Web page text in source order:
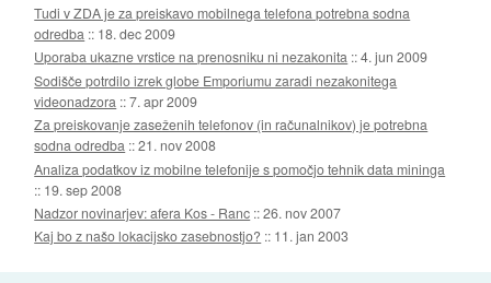
Tudi v ZDA je za preiskavo mobilnega telefona potrebna sodna
odredba :: 18. dec 2009
Uporaba ukazne vrstice na prenosniku ni nezakonita ::4. jun 2009
Sodišče potrdilo izrek globe Emporiumu zaradi nezakonitega
videonadzora ::7. apr 2009
Za preiskovanje zaseženih telefonov (in računalnikov) je potrebna
sodna odredba ::21. nov 2008
Analiza podatkov iz mobilne telefonije s pomočjo tehnik data mininga
:: 19. sep 2008
Nadzor novinarjev: afera Kos - Ranc ::26. nov 2007
Kaj bo z našo lokacijsko zasebnostjo? :: 11. jan 2003